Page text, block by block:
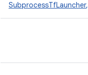
SubprocessTfLauncher,